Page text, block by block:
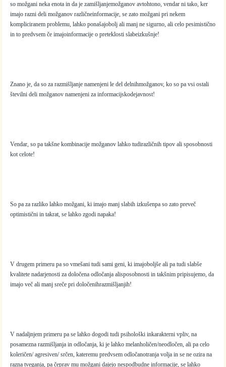
so možgani neka enota in da je zamišljanjemožganov avtohtono, vendar ni tako, ker
imajo razni deli možganov različneinformacije, se zato možgani pri nekem
kompliciranem problemu, lahko ponašajobolj ali manj ne sigurno, ali celo pesimistično
in to predvsem če imajoinformacije o preteklosti slabeizkušnje!
Znano je, da so za razmišljanje namenjeni le del delnihmožganov, ko so pa vsi ostali
številni deli možganov namenjeni za informacijskodejavnost!
Vendar, so pa takšne kombinacije možganov lahko tudirazličnih tipov ali sposobnosti
kot celote!
So pa za razliko lahko možgani, ki imajo manj slabih izkušenpa so zato preveč
optimistični in takrat, se lahko zgodi napaka!
V drugem primeru pa so vmešani tudi sami geni, ki imajoboljše ali pa tudi slabše
kvalitete nadarjenosti za določena odločanja alisposobnosti in takšnim pripisujemo, da
imajo več ali manj sreče pri določenihrazmišljanjih!
V nadaljnjem primeru pa se lahko dogodi tudi psihološki inkarakterni vpliv, na
posamezna razmišljanja in odločanja, ki je lahko melanholičen/neodločen, ali pa celo
koleričen/ agresiven/ srčen, kateremu predvsem odločanotranja volja in se ne ozira na
razna tveganja, pa čeprav mu možgani dajejo nespodbudne informacije, se lahko